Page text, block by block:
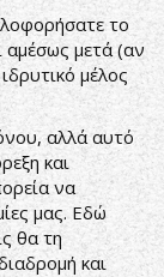
το
αμέσως μετά (αν
μέλος
αλλά αυτό
και
να
μας. Εδώ
θα τη
και